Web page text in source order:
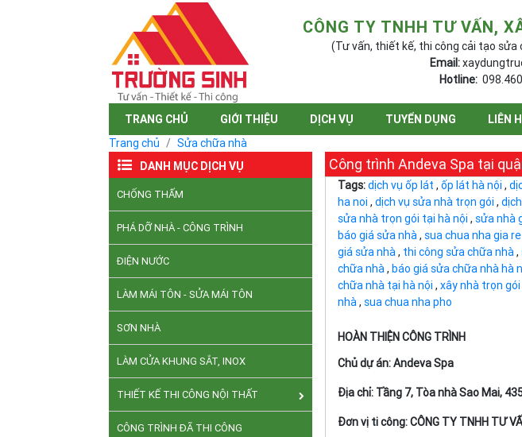
CÔNG TY TNHH TƯ VẤN,
(Tư vấn, thiết kế, thi công cải tạo sửa
Email:
Hotline:
TRANG CHỦ GIỚI THIỆU DỊCH VỤ TUYỂN DỤNG LIÊN
Trang chủ
Sửa chữa nhà
DANH MỤC DỊCH VỤ
CHỐNG THẤM
PHÁ DỠ NHÀ - CÔNG TRÌNH
ĐIỆN NƯỚC
LÀM MÁI TÔN - SỬA MÁI TÔN
SƠN NHÀ
LÀM CỬA KHUNG SẮT, INOX
THIẾT KẾ THI CÔNG NỘI THẤT
CÔNG TRÌNH ĐÃ THI CÔNG
Công trình Andeva Spa tại
Tags:dịch vụ ốp lát , ốp lát hà nội ,
ha noi , dịch vụ sửa nhà trọn gói ,
sửa nhà trọn gói tại hà nội , sửa nhà
báo giá sửa nhà, sua chua nha gia re
giá sửa nhà, thi công sửa chữa nhà,
chữa nhà, báo giá sửa chữa nhà hà
chữa nhà tại hà nội , xây nhà trọn gói
nhà, sua chua nha pho
HOÀN THIỆN CÔNG TRÌNH
Chủ dự án: Andeva Spa
Địa chỉ: Tầng 7, Tòa nhà Sao Mai,
Đơn vị ti công: CÔNG TY TNHH TƯ